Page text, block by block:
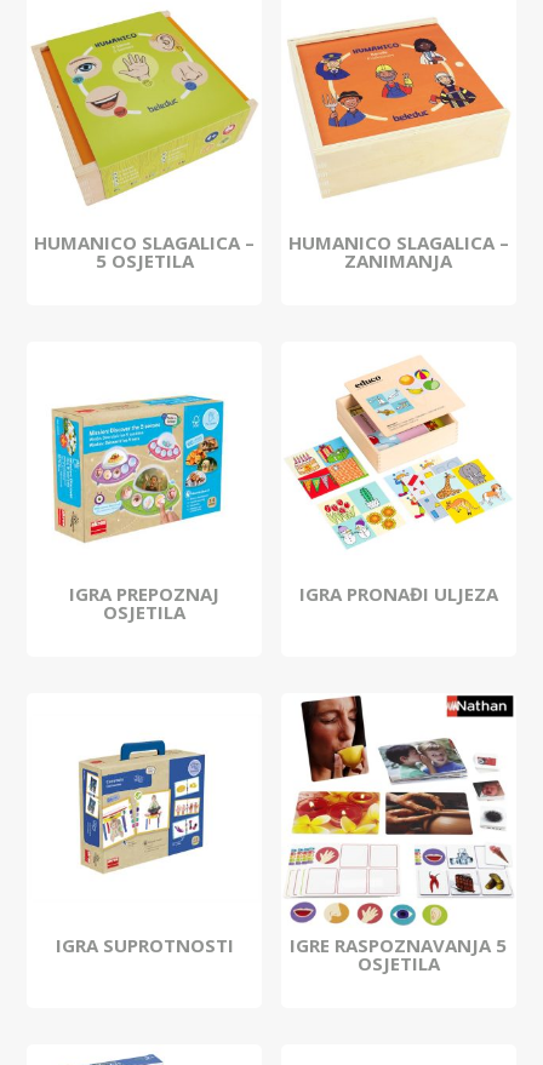
HUMANICO SLAGALICA –
5 OSJETILA
HUMANICO SLAGALICA –
ZANIMANJA
IGRA PREPOZNAJ
OSJETILA
IGRA PRONAĐI ULJEZA
IGRA SUPROTNOSTI IGRE RASPOZNAVANJA 5
OSJETILA